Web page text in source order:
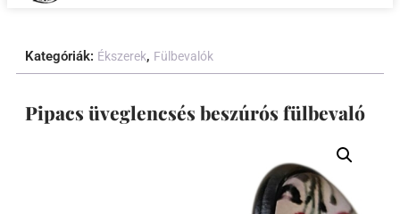
Kategóriák: Ékszerek, Fülbevalók
Pipacs üveglencsés beszúrós fülbevaló